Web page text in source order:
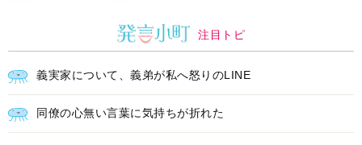
注目トピ
義実家について、義弟が私へ怒りのLINE
同僚の心無い言葉に気持ちが折れた